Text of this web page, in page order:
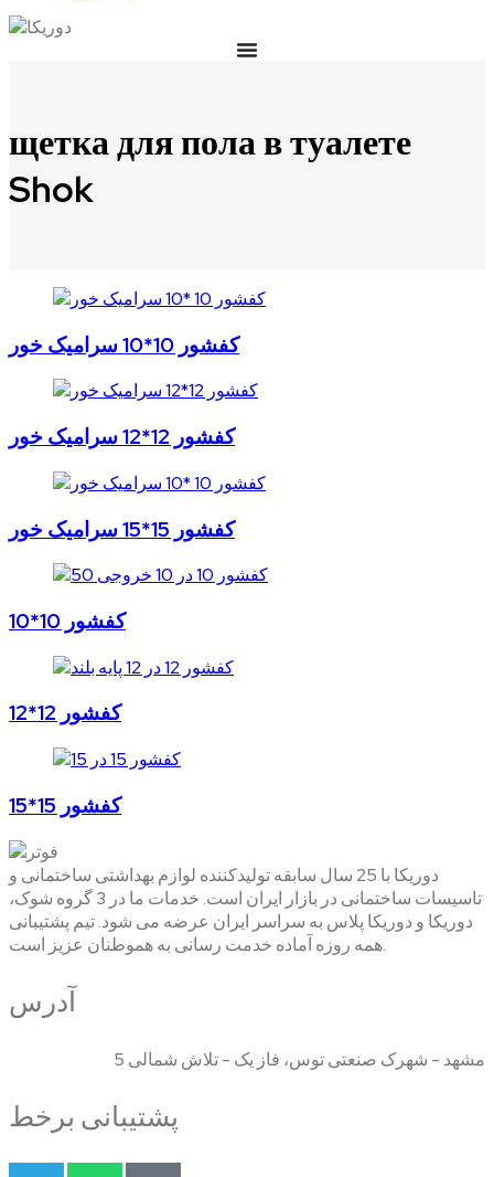
щетка для пола в туалете
Shok
کفشور 10*10 سرامیک خور
کفشور 12*12 سرامیک خور
کفشور 15*15 سرامیک خور
کفشور 10*10
کفشور 12*12
کفشور 15*15
دوریکا با 25 سال سابقه تولیدکننده لوازم بهداشتی ساختمانی و
تاسیسات ساختمانی در بازار ایران است. خدمات ما در 3 گروه شوک،
دوریکا و دوریکا پلاس به سراسر ایران عرضه می شود. تیم پشتیبانی
همه روزه آماده خدمت رسانی به هموطنان عزیز است.
آدرس
مشهد - شهرک صنعتی توس، فاز یک - تلاش شمالی 5
پشتیبانی برخط